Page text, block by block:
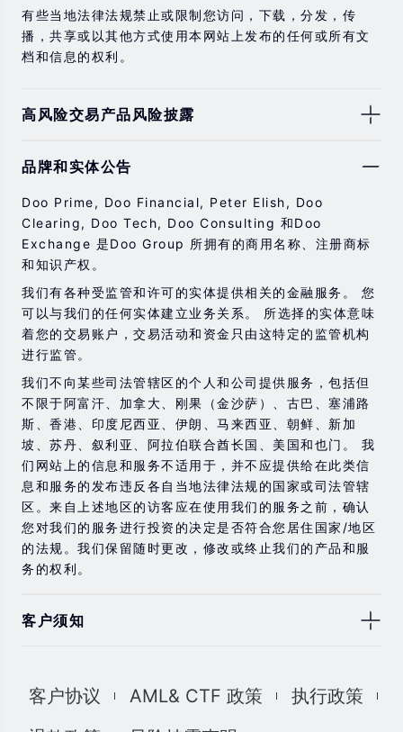
有些当地法律法规禁止或限制您访问，下载，分发，传
播，共享或以其他方式使用本网站上发布的任何或所有文
档和信息的权利。
高风险交易产品风险披露
券，期货，差价合约和其他金融产品交易涉及高风险，可
过去的投资表现并不代表其未来的表现。
在与我们进行任何交易之前，请确保您完全了解使用相应
金融工具进行交易的风险。 如果您不了解此处说明的风
险，则应寻求独立的专业建议。
品牌和实体公告
Doo Prime, Doo Financial, Peter Elish, Doo
Clearing, Doo Tech, Doo Consulting 和Doo
Exchange 是Doo Group 所拥有的商用名称、注册商标
和知识产权。
我们有各种受监管和许可的实体提供相关的金融服务。 您
可以与我们的任何实体建立业务关系。 所选择的实体意味
着您的交易账户，交易活动和资金只由这特定的监管机构
进行监管。
我们不向某些司法管辖区的个人和公司提供服务，包括但
不限于阿富汗、加拿大、刚果（金沙萨）、古巴、塞浦路
斯、香港、印度尼西亚、伊朗、马来西亚、朝鲜、新加
坡、苏丹、叙利亚、阿拉伯联合酋长国、美国和也门。 我
们网站上的信息和服务不适用于，并不应提供给在此类信
息和服务的发布违反各自当地法律法规的国家或司法管辖
区。来自上述地区的访客应在使用我们的服务之前，确认
您对我们的服务进行投资的决定是否符合您居住国家/地区
的法规。我们保留随时更改，修改或终止我们的产品和服
务的权利。
客户须知
息，材料或第三方材料（“材料”）仅供参考。 该材料仅被
客户协议 AML& CTF 政策
执行政策